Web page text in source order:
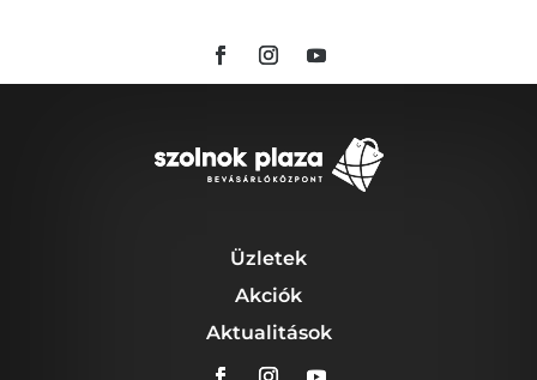
Üzletek
Akciók
Aktualitások